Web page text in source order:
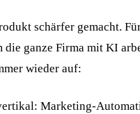
schärfer gemacht.
die ganze Firma mit KI
wieder auf:
Marketing-